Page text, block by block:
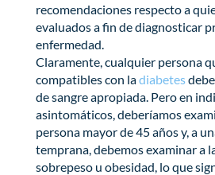
recomendaciones respecto a
evaluados a fin de diagnosticar
enfermedad.
Claramente, cualquier persona
compatibles con ladiabetes
de sangre apropiada. Pero en
asintomáticos, deberíamos
persona mayor de 45 años y, a
temprana, debemos examinar a
sobrepeso u obesidad, lo que